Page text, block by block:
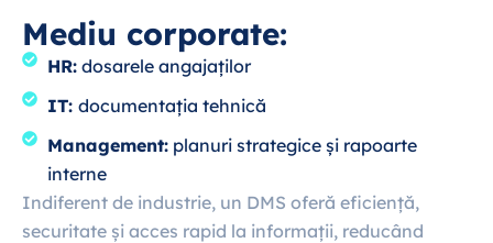
Mediu corporate:
HR:dosarele angajaților
IT: documentația tehnică
Management:planuri strategice și rapoarte
interne
Indiferent de industrie, un DMS oferă eficiență,
securitate și acces rapid la informații, reducând